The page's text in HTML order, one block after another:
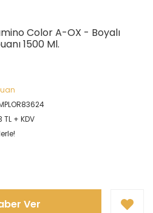
Color A-OX - Boyalı
1500 Ml.
TL + KDV
Ver